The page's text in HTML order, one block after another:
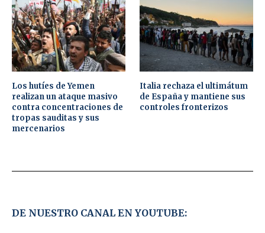
Los hutíes de Yemen
realizan un ataque masivo
contra concentraciones de
tropas sauditas y sus
mercenarios
Italia rechaza el ultimátum
de España y mantiene sus
controles fronterizos
DE NUESTRO CANAL EN YOUTUBE: